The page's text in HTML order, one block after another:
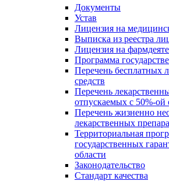
Документы
Устав
Лицензия на
Выписка из реестра
Лицензия на
Программа
Перечень бесплатных
средств
Перечень
отпускаемых с 50%-ой
Перечень жизненно
лекарственных
Территориальная
государственных
области
Законодательство
Стандарт качества